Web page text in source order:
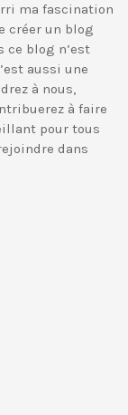
ma fascination
créer un blog
ce blog n’est
aussi une
à nous,
à faire
pour tous
dans